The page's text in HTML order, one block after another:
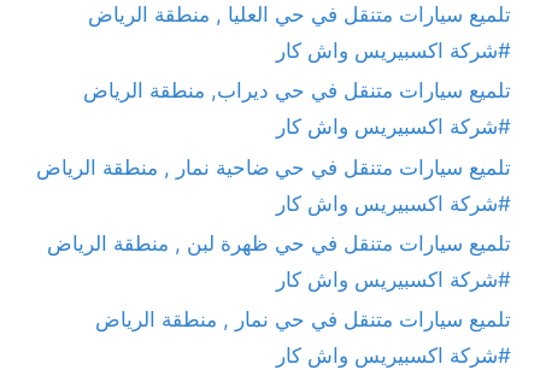
تلميع سيارات متنقل في حي العليا , منطقة الرياض
#شركة اكسبيريس واش كار
تلميع سيارات متنقل في حي ديراب, منطقة الرياض
#شركة اكسبيريس واش كار
تلميع سيارات متنقل في حي ضاحية نمار , منطقة الرياض
#شركة اكسبيريس واش كار
تلميع سيارات متنقل في حي ظهرة لبن , منطقة الرياض
#شركة اكسبيريس واش كار
تلميع سيارات متنقل في حي نمار , منطقة الرياض
#شركة اكسبيريس واش كار